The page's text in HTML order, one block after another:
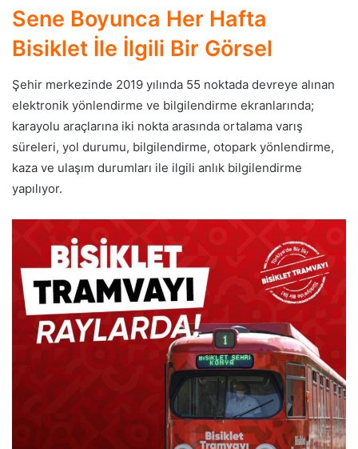
Sene Boyunca Her Hafta
Bisiklet İle İlgili Bir Görsel
Şehir merkezinde 2019 yılında 55 noktada devreye alınan
elektronik yönlendirme ve bilgilendirme ekranlarında;
karayolu araçlarına iki nokta arasında ortalama varış
süreleri, yol durumu, bilgilendirme, otopark yönlendirme,
kaza ve ulaşım durumları ile ilgili anlık bilgilendirme
yapılıyor.